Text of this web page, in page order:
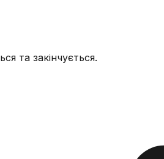
та закінчується.